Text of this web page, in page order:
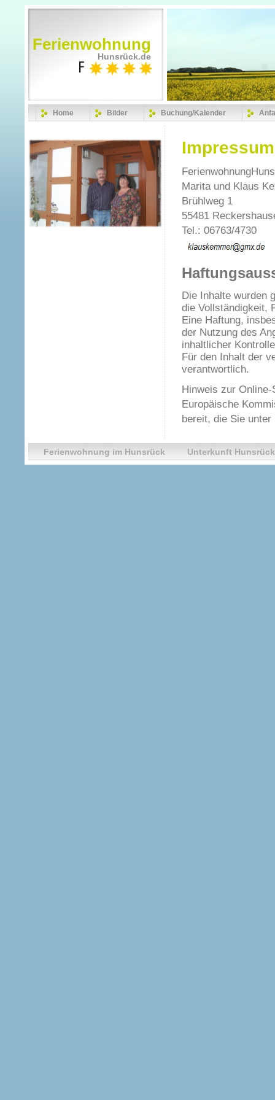
Ferienwohnung
Hunsrück.de
Home Bilder Buchung/Kalender
Impressum
Marita und Klaus
Brühlweg 1
55481
Tel.: 06763/4730
Die Inhalte wurden
die Vollständigkeit,
Eine Haftung,
der Nutzung des
inhaltlicher
Für den Inhalt der
verantwortlich.
Hinweis zur
Europäische
bereit, die Sie
Ferienwohnung im Hunsrück Unterkunft Hunsrück